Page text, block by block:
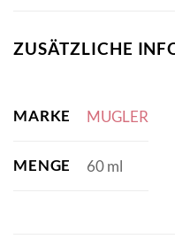
ZUSÄTZLICHE
MARKE MUGLER
MENGE 60 ml